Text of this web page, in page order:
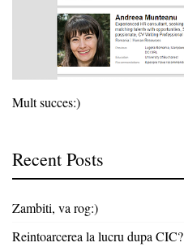
Mult succes:)
Recent Posts
Zambiti, va rog:)
Reintoarcerea la lucru dupa CIC?